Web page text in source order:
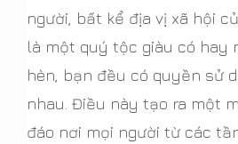
người, bất kể địa vị xã hội
là một quý tộc giàu có hay
hèn, bạn đều có quyền sử
nhau. Điều này tạo ra một
đáo nơi mọi người từ các